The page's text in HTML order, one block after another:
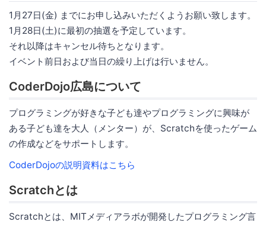
1月27日(金) までにお申し込みいただくようお願い致します。
1月28日(土)に最初の抽選を予定しています。
それ以降はキャンセル待ちとなります。
イベント前日および当日の繰り上げは行いません。
CoderDojo広島について
プログラミングが好きな子ども達やプログラミングに興味が
ある子ども達を大人（メンター）が、Scratchを使ったゲーム
の作成などをサポートします。
CoderDojoの説明資料はこちら
Scratchとは
Scratchとは、MITメディアラボが開発したプログラミング言